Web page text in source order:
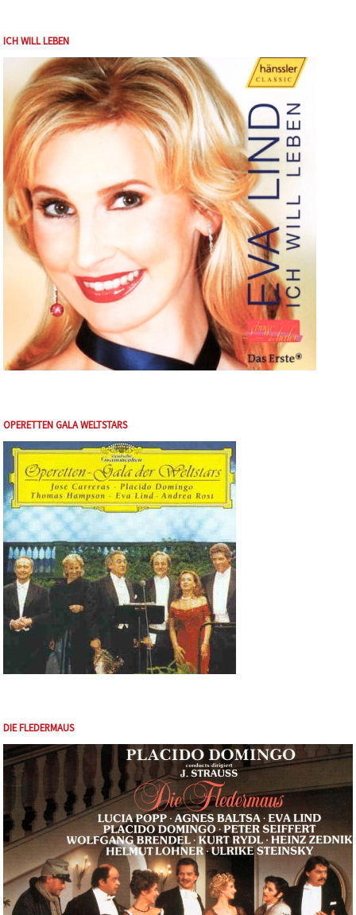
ICH WILL LEBEN
OPERETTEN GALA WELTSTARS
DIE FLEDERMAUS